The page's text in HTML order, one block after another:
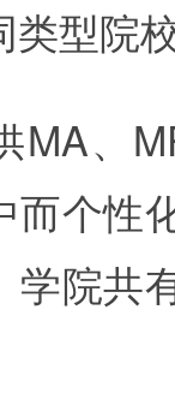
型院
MA、
而个性
学院共